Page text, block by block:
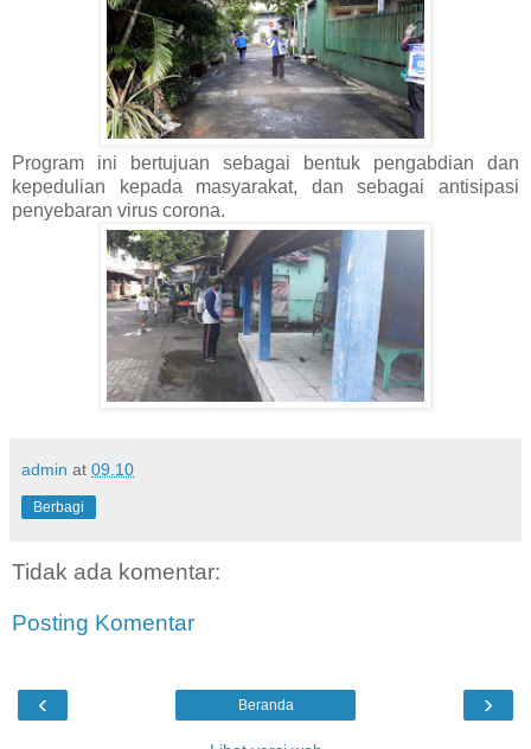
Program ini bertujuan sebagai bentuk pengabdian dan
kepedulian kepada masyarakat, dan sebagai antisipasi
penyebaran virus corona.
admin at 09.10
Berbagi
Tidak ada komentar:
Posting Komentar
‹ ›
Beranda